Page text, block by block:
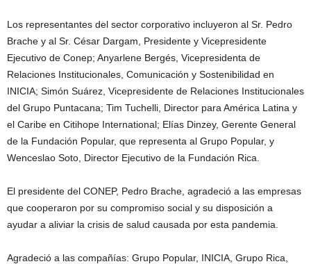
Los representantes del sector corporativo incluyeron al Sr. Pedro
Brache y al Sr. César Dargam, Presidente y Vicepresidente
Ejecutivo de Conep; Anyarlene Bergés, Vicepresidenta de
Relaciones Institucionales, Comunicación y Sostenibilidad en
INICIA; Simón Suárez, Vicepresidente de Relaciones Institucionales
del Grupo Puntacana; Tim Tuchelli, Director para América Latina y
el Caribe en Citihope International; Elías Dinzey, Gerente General
de la Fundación Popular, que representa al Grupo Popular, y
Wenceslao Soto, Director Ejecutivo de la Fundación Rica.
El presidente del CONEP, Pedro Brache, agradeció a las empresas
que cooperaron por su compromiso social y su disposición a
ayudar a aliviar la crisis de salud causada por esta pandemia.
Agradeció a las compañías: Grupo Popular, INICIA, Grupo Rica,